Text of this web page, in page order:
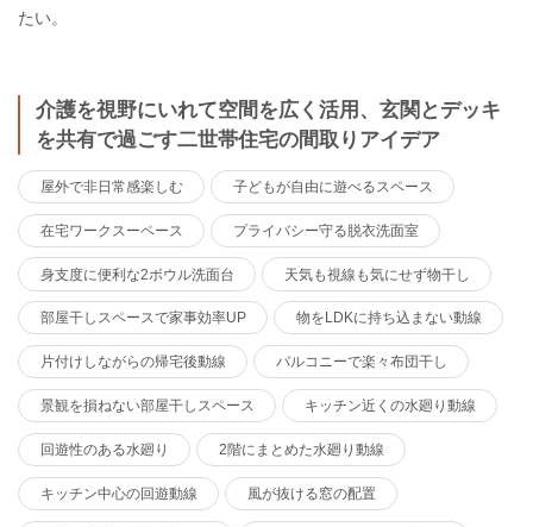
たい。
介護を視野にいれて空間を広く活用、玄関とデッキ
を共有で過ごす二世帯住宅の間取りアイデア
屋外で非日常感楽しむ 子どもが自由に遊べるスペース
在宅ワークスーペース プライバシー守る脱衣洗面室
身支度に便利な2ボウル洗面台 天気も視線も気にせず物干し
部屋干しスペースで家事効率UP 物をLDKに持ち込まない動線
片付けしながらの帰宅後動線 バルコニーで楽々布団干し
景観を損ねない部屋干しスペース キッチン近くの水廻り動線
回遊性のある水廻り 2階にまとめた水廻り動線
キッチン中心の回遊動線 風が抜ける窓の配置